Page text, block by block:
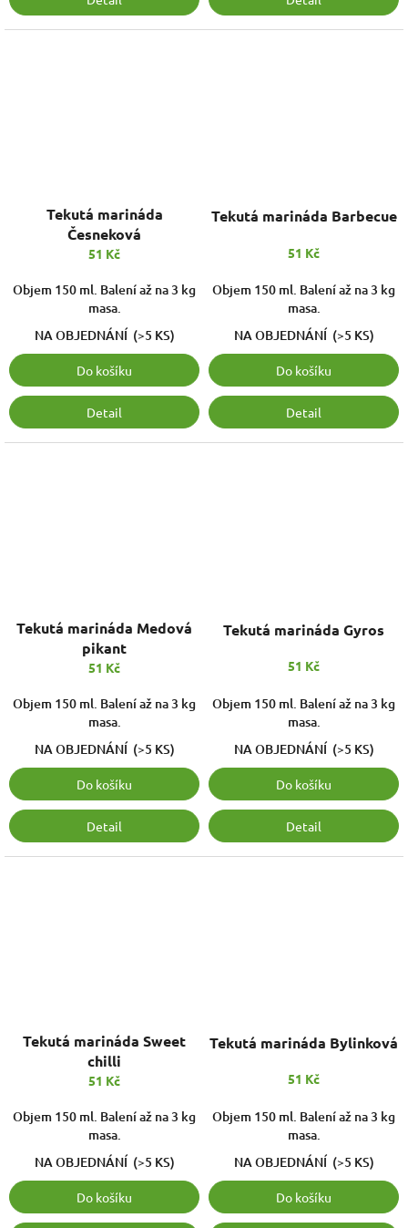
Tekutá marináda
Česneková
51 Kč
Objem 150 ml. Balení až na 3 kg
masa.
NA OBJEDNÁNÍ (>5 KS)
Do košíku
Detail
Tekutá marináda Barbecue
51 Kč
Objem 150 ml. Balení až na 3 kg
masa.
NA OBJEDNÁNÍ (>5 KS)
Do košíku
Detail
Tekutá marináda Medová
pikant
51 Kč
Objem 150 ml. Balení až na 3 kg
masa.
NA OBJEDNÁNÍ (>5 KS)
Do košíku
Detail
Tekutá marináda Gyros
51 Kč
Objem 150 ml. Balení až na 3 kg
masa.
NA OBJEDNÁNÍ (>5 KS)
Do košíku
Detail
Tekutá marináda Sweet
chilli
51 Kč
Objem 150 ml. Balení až na 3 kg
masa.
NA OBJEDNÁNÍ (>5 KS)
Do košíku
Tekutá marináda Bylinková
51 Kč
Objem 150 ml. Balení až na 3 kg
masa.
NA OBJEDNÁNÍ (>5 KS)
Do košíku